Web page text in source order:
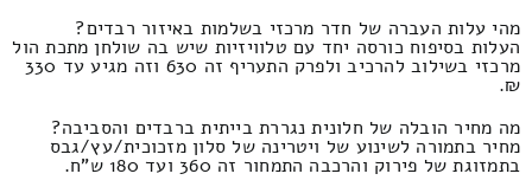
מהי עלות העברה של חדר מרכזי בשלמות באיזור רבדים?
העלות בסיפוח כורסה יחד עם טלוויזיות שיש בה שולחן מתכת הול
מרכזי בשילוב להרכיב ולפרק התעריף זה 630 וזה מגיע עד 330
₪.
מה מחיר הובלה של חלונית נגררת בייתית ברבדים והסביבה?
מחיר בתמורה לשינוע של ויטרינה של סלון מזכוכית/עץ/גבס
בתמזוגת של פירוק והרכבה התמחור זה 360 ועד 180 ש"ח.